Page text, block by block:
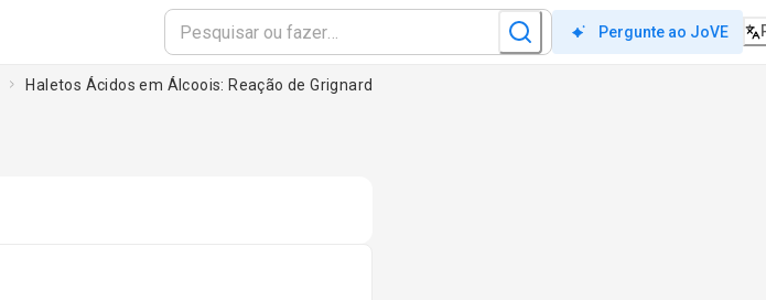
Pergunte ao JoVE
Haletos Ácidos em Álcoois: Reação de Grignard